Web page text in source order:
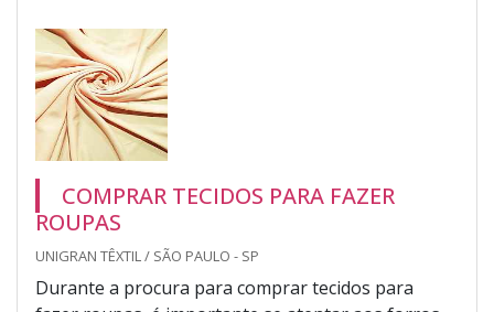
COMPRAR TECIDOS PARA FAZER
ROUPAS
UNIGRAN TÊXTIL / SÃO PAULO - SP
Durante a procura para comprar tecidos para